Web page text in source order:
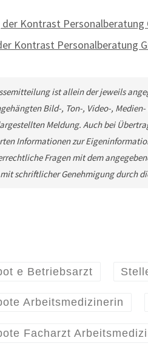
Kontrast Personalberatung
Kontrast Personalberatung
ist allein der jeweils
Bild-, Ton-, Video-,
Meldung. Auch bei
Informationen zur
Fragen mit dem
schriftlicher Genehmigung durch
e Betriebsarzt
Arbeitsmedizinerin
Facharzt